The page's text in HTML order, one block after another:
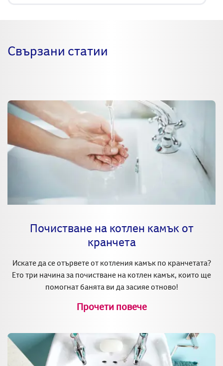
Свързани статии
Почистване на котлен камък от
кранчета
Искате да се отървете от котления камък по кранчетата?
Ето три начина за почистване на котлен камък, които ще
помогнат банята ви да засияе отново!
Прочети повече